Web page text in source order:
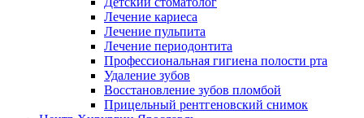
Лечение кариеса
Лечение пульпита
Лечение периодонтита
Профессиональная гигиена полости рта
Удаление зубов
Восстановление зубов пломбой
Прицельный рентгеновский снимок